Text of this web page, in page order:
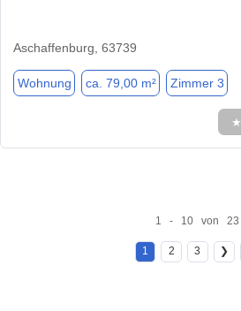
Aschaffenburg, 63739
Wohnung ca. 79,00 m² Zimmer 3
★
1 - 10 von 23
1 2 3 ❯